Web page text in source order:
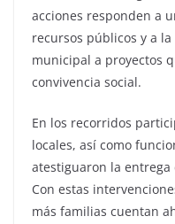
acciones responden a
recursos públicos y a
municipal a proyectos
convivencia social.
En los recorridos
locales, así como
atestiguaron la
Con estas
más familias cuentan